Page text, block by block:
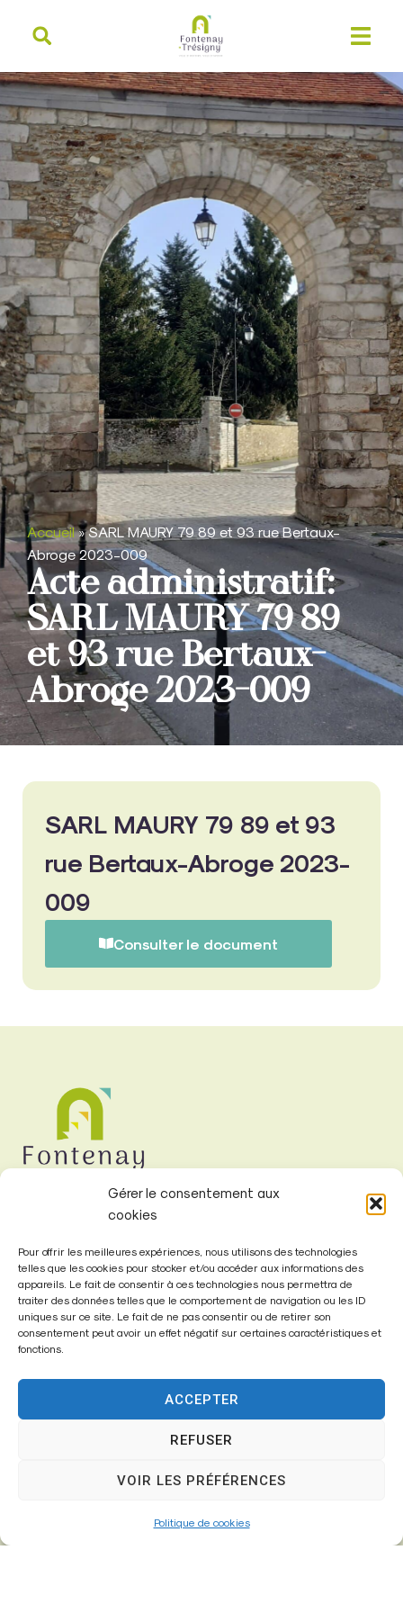
Gérer le consentement aux
cookies
Pour offrir les meilleures expériences, nous utilisons des technologies
telles que les cookies pour stocker et/ou accéder aux informations des
appareils. Le fait de consentir à ces technologies nous permettra de
traiter des données telles que le comportement de navigation ou les ID
uniques sur ce site. Le fait de ne pas consentir ou de retirer son
consentement peut avoir un effet négatif sur certaines caractéristiques et
fonctions.
ACCEPTER
REFUSER
VOIR LES PRÉFÉRENCES
Politique de cookies
principal
Accueil»SARL MAURY 79 89 et 93 rue Bertaux-
Abroge 2023-009
Acte administratif:
SARL MAURY 79 89
et 93 rue Bertaux-
Abroge 2023-009
SARL MAURY 79 89 et 93
rue Bertaux-Abroge 2023-
009
Consulter le document
Mairie de
Fontenay-Trésigny
Mairie,
77610 – Fontenay-Trésigny